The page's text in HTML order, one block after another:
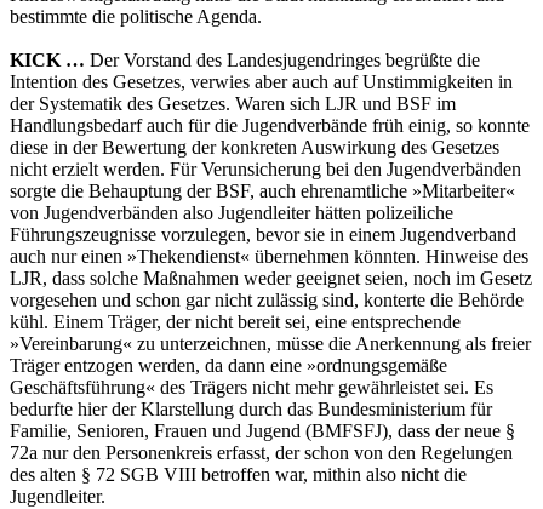
bestimmte die politische Agenda.
KICK … Der Vorstand des Landesjugendringes begrüßte die
Intention des Gesetzes, verwies aber auch auf Unstimmigkeiten in
der Systematik des Gesetzes. Waren sich LJR und BSF im
Handlungsbedarf auch für die Jugendverbände früh einig, so konnte
diese in der Bewertung der konkreten Auswirkung des Gesetzes
nicht erzielt werden. Für Verunsicherung bei den Jugendverbänden
sorgte die Behauptung der BSF, auch ehrenamtliche »Mitarbeiter«
von Jugendverbänden also Jugendleiter hätten polizeiliche
Führungszeugnisse vorzulegen, bevor sie in einem Jugendverband
auch nur einen »Thekendienst« übernehmen könnten. Hinweise des
LJR, dass solche Maßnahmen weder geeignet seien, noch im Gesetz
vorgesehen und schon gar nicht zulässig sind, konterte die Behörde
kühl. Einem Träger, der nicht bereit sei, eine entsprechende
»Vereinbarung« zu unterzeichnen, müsse die Anerkennung als freier
Träger entzogen werden, da dann eine »ordnungsgemäße
Geschäftsführung« des Trägers nicht mehr gewährleistet sei. Es
bedurfte hier der Klarstellung durch das Bundesministerium für
Familie, Senioren, Frauen und Jugend (BMFSFJ), dass der neue §
72a nur den Personenkreis erfasst, der schon von den Regelungen
des alten § 72 SGB VIII betroffen war, mithin also nicht die
Jugendleiter.